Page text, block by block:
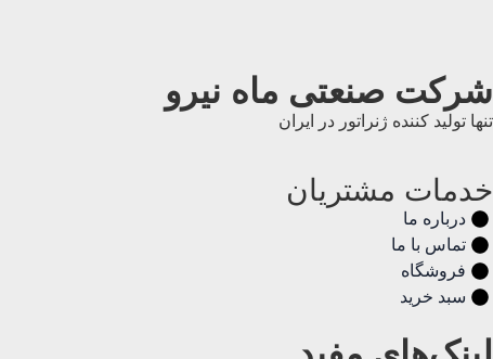
شرکت صنعتی ماه نیرو
تنها تولید کننده ژنراتور در ایران
خدمات مشتریان
درباره ما
تماس با ما
فروشگاه
سبد خرید